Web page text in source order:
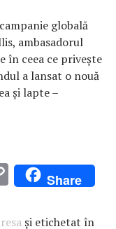
globală
ambasadorul
în ceea ce privește
a lansat o nouă
și lapte –
C
o
p
Share
și etichetat în